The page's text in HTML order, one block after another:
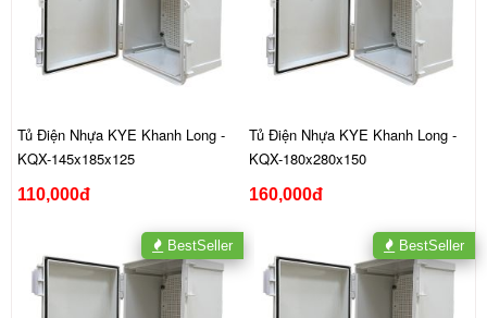
Tủ Điện Nhựa KYE Khanh Long -
KQX-145x185x125
110,000đ
Tủ Điện Nhựa KYE Khanh Long -
KQX-180x280x150
160,000đ
BestSeller BestSeller